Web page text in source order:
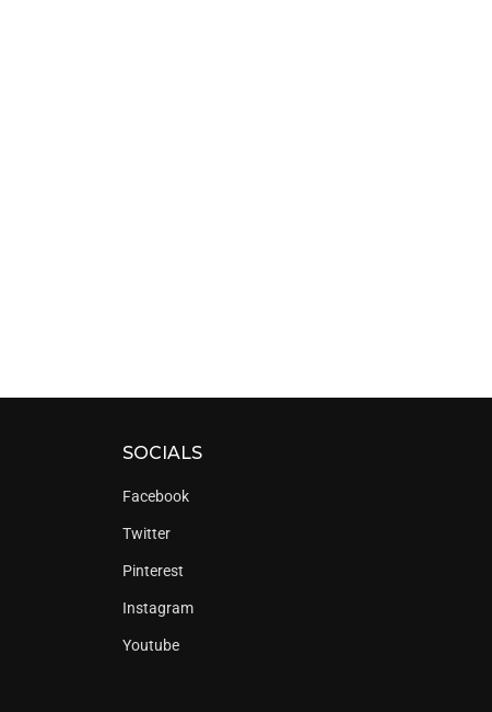
SOCIALS
Facebook
Twitter
Pinterest
Instagram
Youtube